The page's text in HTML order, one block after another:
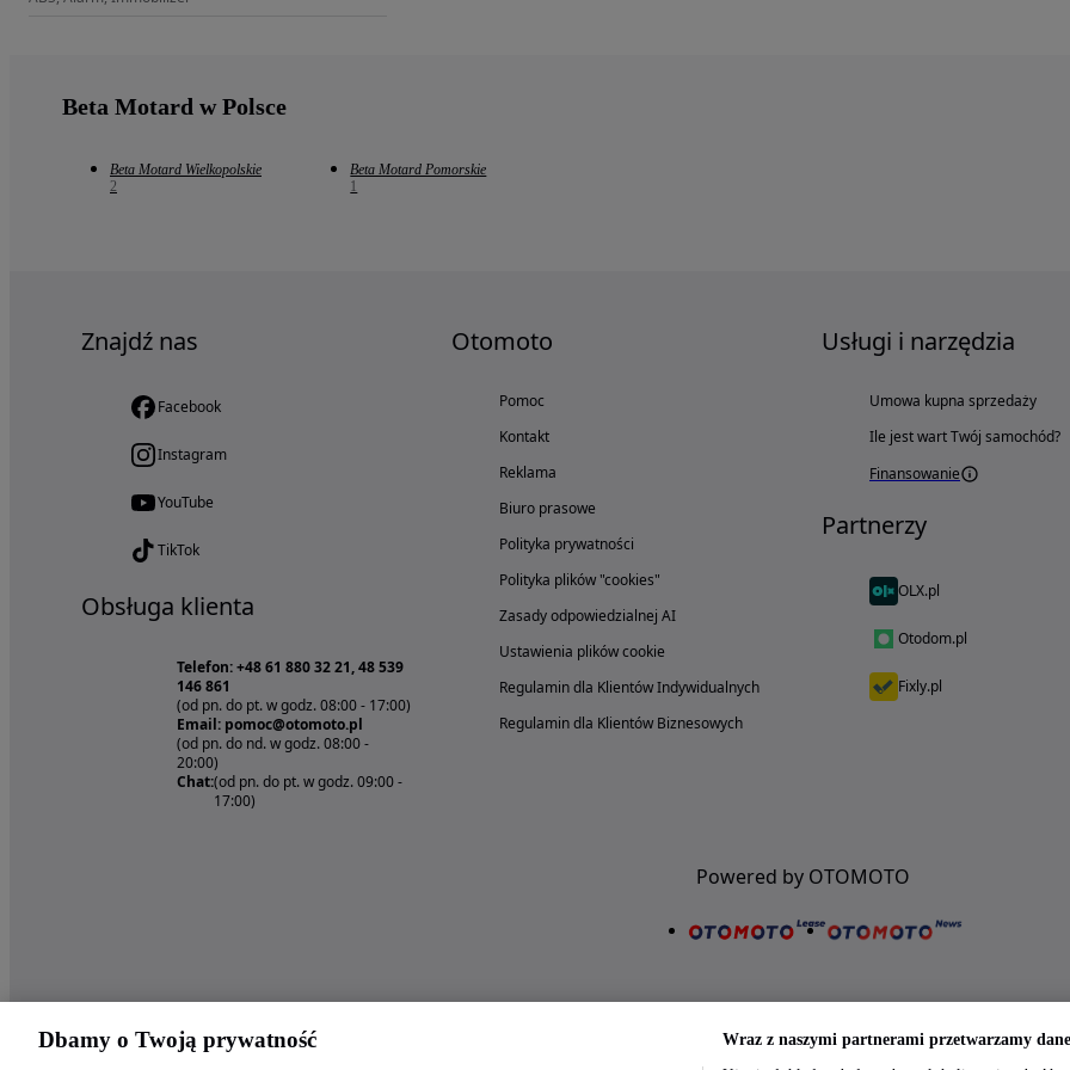
Beta Motard w Polsce
Beta Motard Wielkopolskie
2
Beta Motard Pomorskie
1
Znajdź nas
Facebook
Instagram
YouTube
TikTok
Obsługa klienta
Telefon: +48 61 880 32 21, 48 539
146 861
(od pn. do pt. w godz. 08:00 - 17:00)
Email: pomoc@otomoto.pl
(od pn. do nd. w godz. 08:00 -
20:00)
Chat:(od pn. do pt. w godz. 09:00 -
17:00)
Otomoto
Pomoc
Kontakt
Reklama
Biuro prasowe
Polityka prywatności
Polityka plików "cookies"
Zasady odpowiedzialnej AI
Ustawienia plików cookie
Regulamin dla Klientów Indywidualnych
Regulamin dla Klientów Biznesowych
Usługi i narzędzia
Umowa kupna sprzedaży
Ile jest wart Twój samochód?
Finansowanie
Partnerzy
OLX.pl
Otodom.pl
Fixly.pl
Powered by OTOMOTO
Dbamy o Twoją prywatność Wraz z naszymi partnerami przetwarzamy